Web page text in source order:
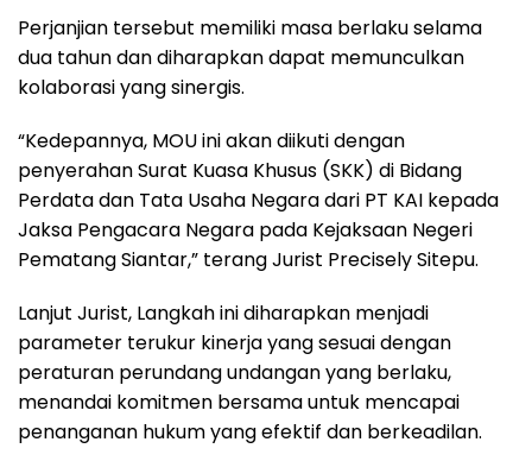
Perjanjian tersebut memiliki masa berlaku selama
dua tahun dan diharapkan dapat memunculkan
kolaborasi yang sinergis.
“Kedepannya, MOU ini akan diikuti dengan
penyerahan Surat Kuasa Khusus (SKK) di Bidang
Perdata dan Tata Usaha Negara dari PT KAI kepada
Jaksa Pengacara Negara pada Kejaksaan Negeri
Pematang Siantar,” terang Jurist Precisely Sitepu.
Lanjut Jurist, Langkah ini diharapkan menjadi
parameter terukur kinerja yang sesuai dengan
peraturan perundang undangan yang berlaku,
menandai komitmen bersama untuk mencapai
penanganan hukum yang efektif dan berkeadilan.